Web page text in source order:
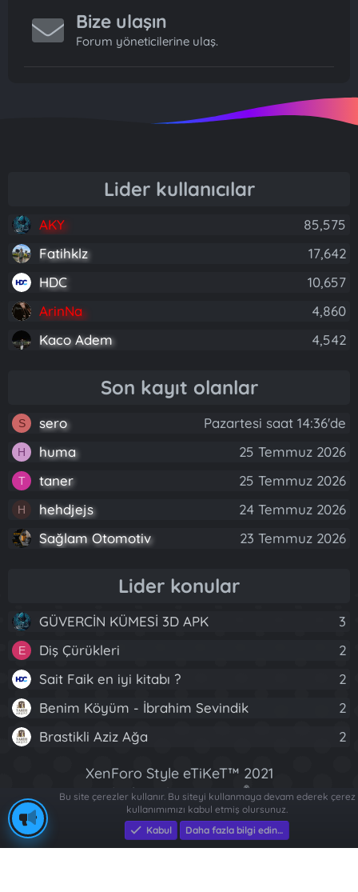
Bize ulaşın
Forum yöneticilerine ulaş.
Lider kullanıcılar
AKY
85,575
Fatihklz
17,642
HDC
10,657
ArinNa
4,860
Kaco Adem
4,542
Son kayıt olanlar
S sero Pazartesi saat 14:36'de
H huma 25 Temmuz 2026
T taner 25 Temmuz 2026
H hehdjejs
24 Temmuz 2026
Sağlam Otomotiv
23 Temmuz 2026
Lider konular
GÜVERCİN KÜMESİ 3D APK 3
E Diş Çürükleri
2
Sait Faik en iyi kitabı ?
2
Benim Köyüm - İbrahim Sevindik
2
Brastikli Aziz Ağa
2
XenForo Style eTiKeT™ 2021
Community platform by XenForo® © 2010-2022
XenForo Ltd.
[XGT] Forum statistics system- XenGenTr
Eksen Bilgisayar Eksen Bilgisayar|e-Ticaret Yazılımları
Fragmanları
Bu site çerezler kullanır. Bu siteyi kullanmaya devam ederek çerez
kullanımımızı kabul etmiş olursunuz.
Kabul
Daha fazla bilgi edin…